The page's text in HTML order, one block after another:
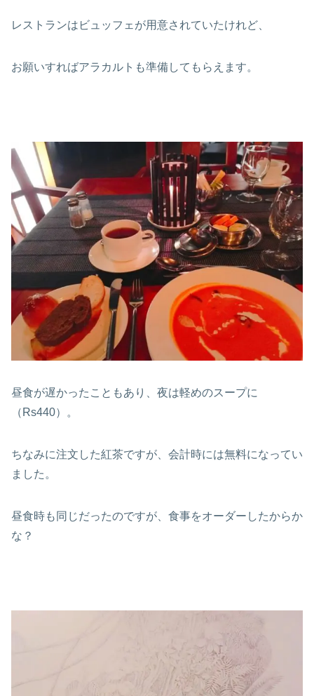
レストランはビュッフェが用意されていたけれど、
お願いすればアラカルトも準備してもらえます。
昼食が遅かったこともあり、夜は軽めのスープに
（Rs440）。
ちなみに注文した紅茶ですが、会計時には無料になってい
ました。
昼食時も同じだったのですが、食事をオーダーしたからか
な？